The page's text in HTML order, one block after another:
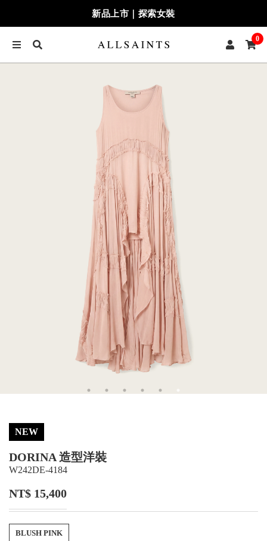
新品上市｜探索女裝
0
NEW
DORINA 造型洋裝
W242DE-4184
NT$ 15,400
BLUSH PINK